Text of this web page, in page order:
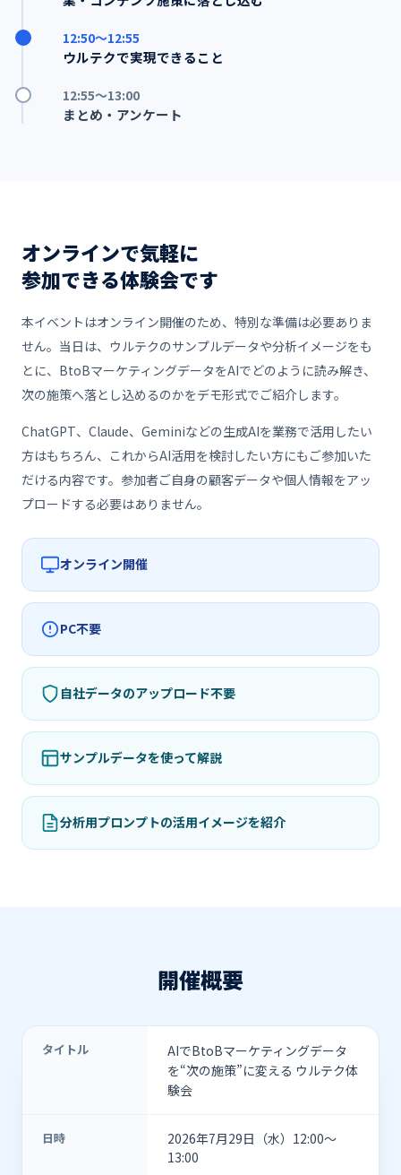
12:50〜12:55
ウルテクで実現できること
12:55〜13:00
まとめ・アンケート
オンラインで気軽に
参加できる体験会です
本イベントはオンライン開催のため、特別な準備は必要ありま
せん。当日は、ウルテクのサンプルデータや分析イメージをも
とに、BtoBマーケティングデータをAIでどのように読み解き、
次の施策へ落とし込めるのかをデモ形式でご紹介します。
ChatGPT、Claude、Geminiなどの生成AIを業務で活用したい
方はもちろん、これからAI活用を検討したい方にもご参加いた
だける内容です。参加者ご自身の顧客データや個人情報をアッ
プロードする必要はありません。
オンライン開催
PC不要
自社データのアップロード不要
サンプルデータを使って解説
分析用プロンプトの活用イメージを紹介
開催概要
タイトル
AIでBtoBマーケティングデータ
を“次の施策”に変える ウルテク体
験会
日時
2026年7月29日（水）12:00〜
13:00